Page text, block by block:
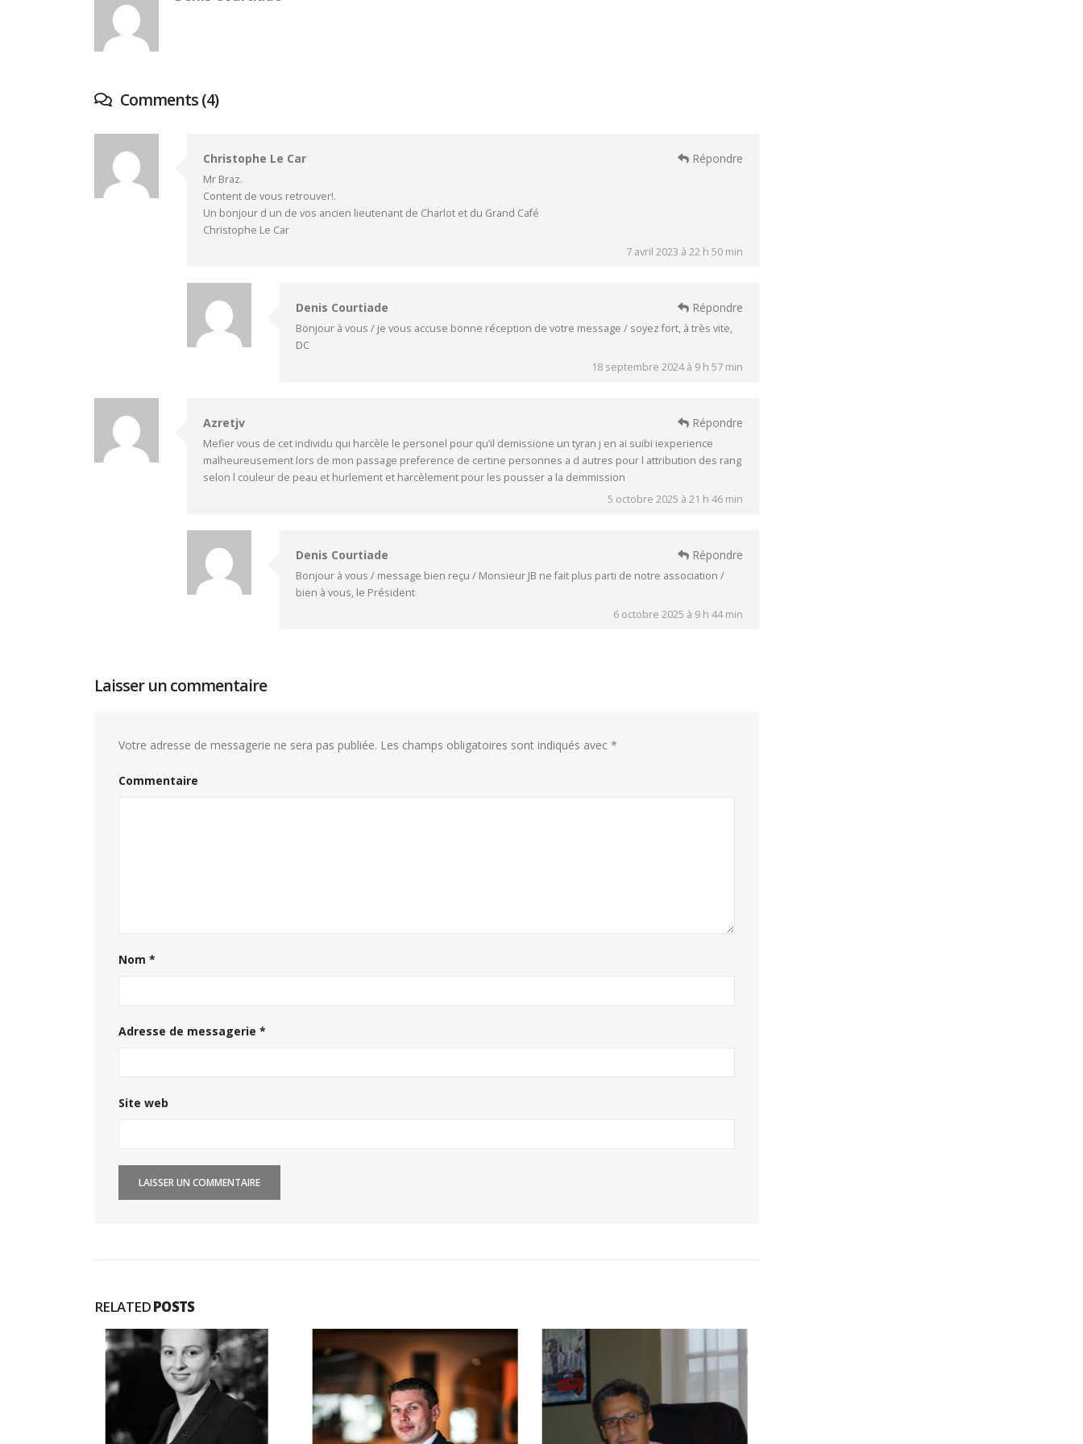
Comments (4)
Christophe Le Car Répondre
Mr Braz.
Content de vous retrouver!.
Un bonjour d un de vos ancien lieutenant de Charlot et du Grand Café
Christophe Le Car
7 avril 2023 à 22 h 50 min
Denis Courtiade Répondre
Bonjour à vous / je vous accuse bonne réception de votre message / soyez fort, à très vite,
DC
18 septembre 2024 à 9 h 57 min
Azretjv Répondre
Mefier vous de cet individu qui harcèle le personel pour qu’il demissione un tyran j en ai suibi iexperience
malheureusement lors de mon passage preference de certine personnes a d autres pour l attribution des rang
selon l couleur de peau et hurlement et harcèlement pour les pousser a la demmission
5 octobre 2025 à 21 h 46 min
Denis Courtiade Répondre
Bonjour à vous / message bien reçu / Monsieur JB ne fait plus parti de notre association /
bien à vous, le Président
6 octobre 2025 à 9 h 44 min
Laisser un commentaire
Votre adresse de messagerie ne sera pas publiée. Les champs obligatoires sont indiqués avec *
Commentaire
Nom *
Adresse de messagerie *
Site web
RELATEDPOSTS